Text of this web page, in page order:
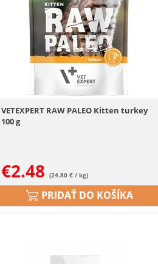
VETEXPERT RAW PALEO Kitten turkey
100 g
€2.48 (24.80 € / kg)
PRIDAŤ DO KOŠÍKA